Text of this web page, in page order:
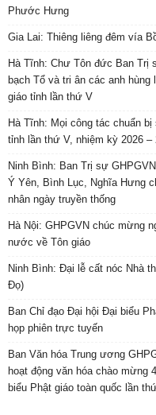
Phước Hưng
Gia Lai: Thiêng liêng đêm vía
Hà Tĩnh: Chư Tôn đức Ban Trị
bạch Tổ và tri ân các anh
giáo tỉnh lần thứ V
Hà Tĩnh: Mọi công tác chuẩn
tỉnh lần thứ V, nhiệm kỳ 2026 –
Ninh Bình: Ban Trị sự
Ý Yên, Bình Lục, Nghĩa Hưng
nhân ngày truyền thống
Hà Nội: GHPGVN chúc mừng
nước về Tôn giáo
Ninh Bình: Đại lễ cất nóc Nhà
Đọ)
Ban Chỉ đạo Đại hội Đại biểu
họp phiên trực tuyến
Ban Văn hóa Trung ương
hoạt động văn hóa chào mừng
biểu Phật giáo toàn quốc lần